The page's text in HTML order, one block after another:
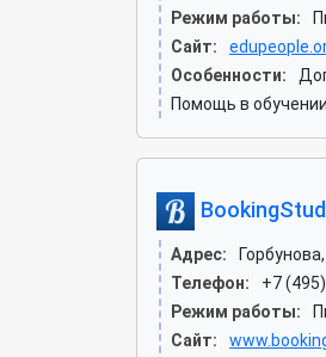
Режим работы:
Сайт:
Особенности:
Помощь в
Адрес:
Телефон:
+7
Режим работы:
Сайт: